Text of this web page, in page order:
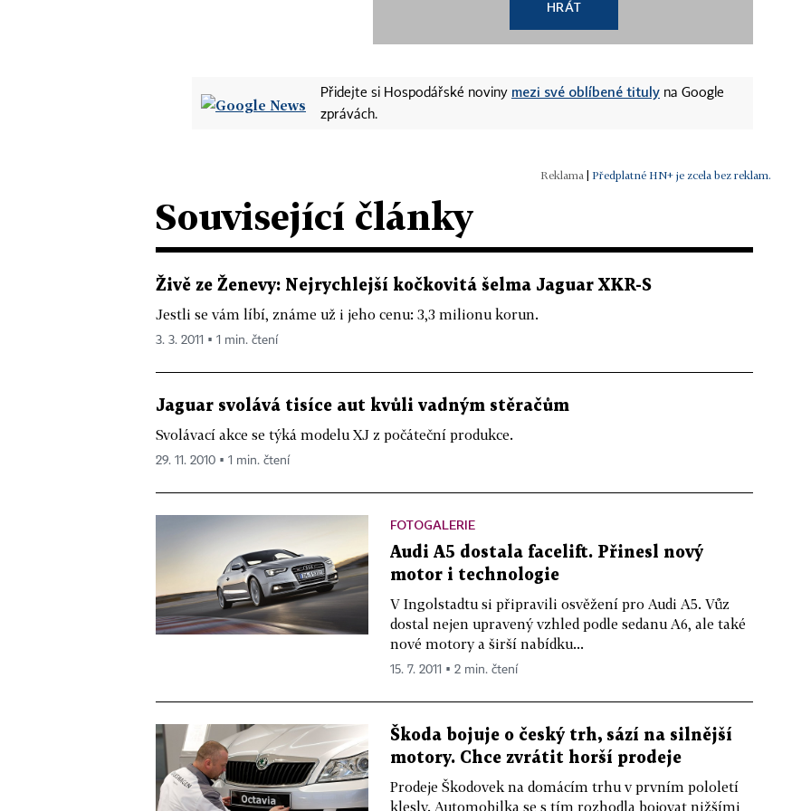
HRÁT
Přidejte si Hospodářské noviny mezi své oblíbené tituly na Google
zprávách.
Předplatné HN+ je zcela bez reklam.
Související články
Živě ze Ženevy: Nejrychlejší kočkovitá šelma Jaguar XKR-S
Jestli se vám líbí, známe už i jeho cenu: 3,3 milionu korun.
3. 3. 2011 ▪ 1 min. čtení
Jaguar svolává tisíce aut kvůli vadným stěračům
Svolávací akce se týká modelu XJ z počáteční produkce.
29. 11. 2010 ▪ 1 min. čtení
FOTOGALERIE
Audi A5 dostala facelift. Přinesl nový
motor i technologie
V Ingolstadtu si připravili osvěžení pro Audi A5. Vůz
dostal nejen upravený vzhled podle sedanu A6, ale také
nové motory a širší nabídku...
15. 7. 2011 ▪ 2 min. čtení
Škoda bojuje o český trh, sází na silnější
motory. Chce zvrátit horší prodeje
Prodeje Škodovek na domácím trhu v prvním pololetí
klesly. Automobilka se s tím rozhodla bojovat nižšími